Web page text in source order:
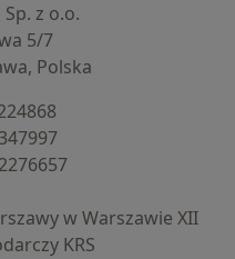
z o.o.
5/7
Polska
w Warszawie XII
KRS